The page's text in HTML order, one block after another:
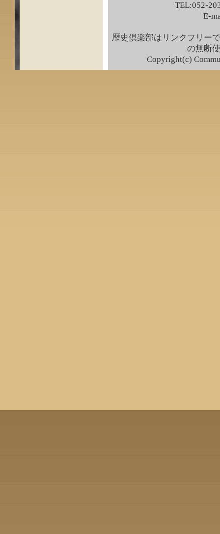
TEL:052-
E-
歴史倶楽部はリンクフリー
の無断
Copyright(c)